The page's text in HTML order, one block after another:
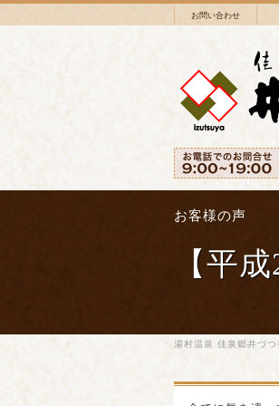
お問い合わせ
お客様の声
【平
湯村温泉 佳泉郷井づつ